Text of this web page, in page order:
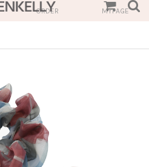
ORDER MYPAGE